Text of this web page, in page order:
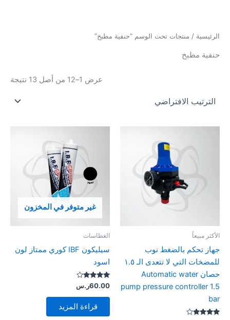
الرئيسية / منتجات تحت الوسم “حنفية مطبخ”
حنفية مطبخ
عرض 1–12 من أصل 13 نتيجة
الأكثر مبيعاً
جهاز تحكم بالضغط نوب
للمضخات التي لا تتعدى الـ ١.٥
حصان Automatic water
pump pressure controller 1.5
bar
غير متوفر في المخزون
الغطاسات
سيليكون IBF كوري ممتاز لون
اسود
تم التقييم
4.00
من 5
60.00ر.س
قراءة المزيد